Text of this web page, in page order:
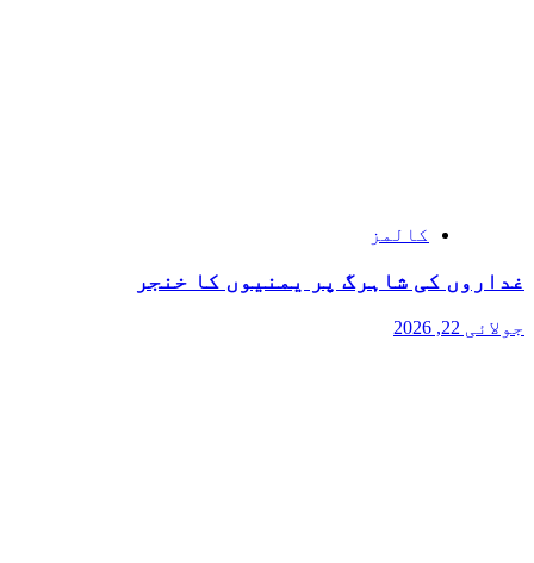
کالمز
غداروں کی شاہرگ پر یمنیوں کا خنجر
جولائی 22, 2026